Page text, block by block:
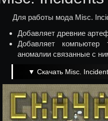
Для работы мода Misc.
Добавляет древние
Добавляет компьютер
аномалии связанные с
▼ Скачать Misc.